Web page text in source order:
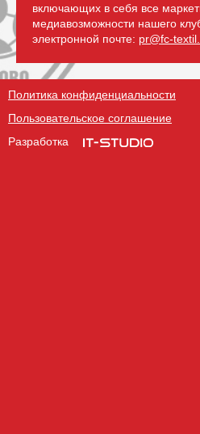
включающих в себя все
медиавозможности нашего
электронной почте: pr@fc-
Политика конфиденциальности
Пользовательское соглашение
Разработка